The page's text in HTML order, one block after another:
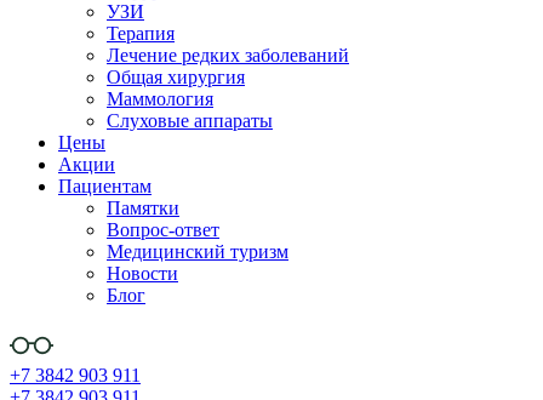
УЗИ
Терапия
Лечение редких заболеваний
Общая хирургия
Маммология
Слуховые аппараты
Цены
Акции
Пациентам
Памятки
Вопрос-ответ
Медицинский туризм
Новости
Блог
+7 3842 903 911